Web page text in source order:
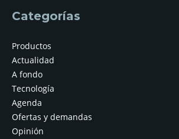
Categorías
Productos
Actualidad
A fondo
Tecnología
Agenda
Ofertas y demandas
Opinión